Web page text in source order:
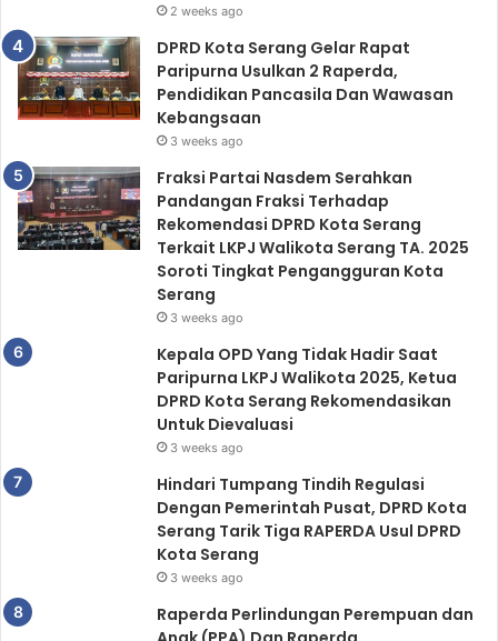
2 weeks ago
DPRD Kota Serang Gelar Rapat
Paripurna Usulkan 2 Raperda,
Pendidikan Pancasila Dan Wawasan
Kebangsaan
3 weeks ago
Fraksi Partai Nasdem Serahkan
Pandangan Fraksi Terhadap
Rekomendasi DPRD Kota Serang
Terkait LKPJ Walikota Serang TA. 2025
Soroti Tingkat Pengangguran Kota
Serang
3 weeks ago
Kepala OPD Yang Tidak Hadir Saat
Paripurna LKPJ Walikota 2025, Ketua
DPRD Kota Serang Rekomendasikan
Untuk Dievaluasi
3 weeks ago
Hindari Tumpang Tindih Regulasi
Dengan Pemerintah Pusat, DPRD Kota
Serang Tarik Tiga RAPERDA Usul DPRD
Kota Serang
3 weeks ago
Raperda Perlindungan Perempuan dan